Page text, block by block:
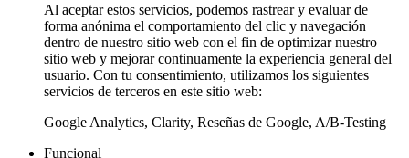
Al aceptar estos servicios, podemos rastrear y evaluar de
forma anónima el comportamiento del clic y navegación
dentro de nuestro sitio web con el fin de optimizar nuestro
sitio web y mejorar continuamente la experiencia general del
usuario. Con tu consentimiento, utilizamos los siguientes
servicios de terceros en este sitio web:
Google Analytics, Clarity, Reseñas de Google, A/B-Testing
Funcional